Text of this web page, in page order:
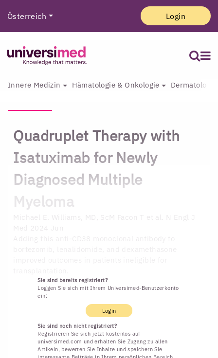
Österreich Login
Innere Medizin Hämatologie & Onkologie
Quadruplet Therapy with
Isatuximab for Newly
Diagnosed Multiple
Myeloma
Sie sind bereits registriert?
Loggen Sie sich mit Ihrem Universimed-Benutzerkonto
ein:
Login
Sie sind noch nicht registriert?
Registrieren Sie sich jetzt kostenlos auf
universimed.com und erhalten Sie Zugang zu allen
Artikeln, bewerten Sie Inhalte und speichern Sie